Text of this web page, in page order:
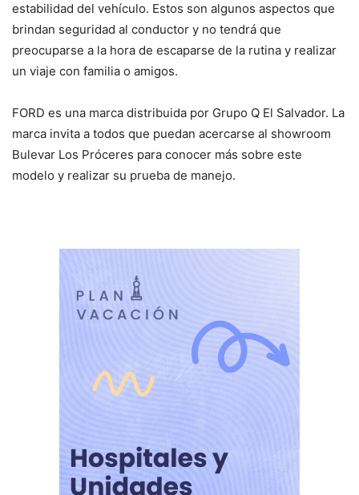
estabilidad del vehículo. Estos son algunos aspectos que
brindan seguridad al conductor y no tendrá que
preocuparse a la hora de escaparse de la rutina y realizar
un viaje con familia o amigos.
FORD es una marca distribuida por Grupo Q El Salvador. La
marca invita a todos que puedan acercarse al showroom
Bulevar Los Próceres para conocer más sobre este
modelo y realizar su prueba de manejo.